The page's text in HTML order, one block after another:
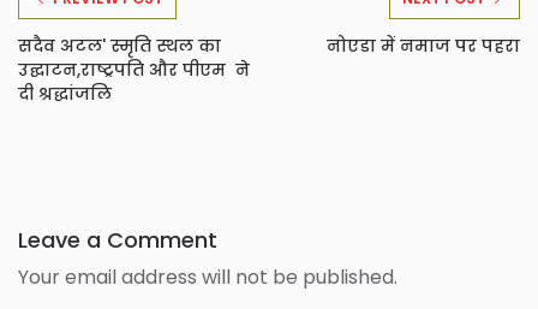
सदैव अटल' स्मृति स्थल का
उद्घाटन,राष्ट्रपति और पीएम ने
दी श्रद्धांजलि
नोएडा में नमाज पर पहरा
Leave a Comment
Your email address will not be published.